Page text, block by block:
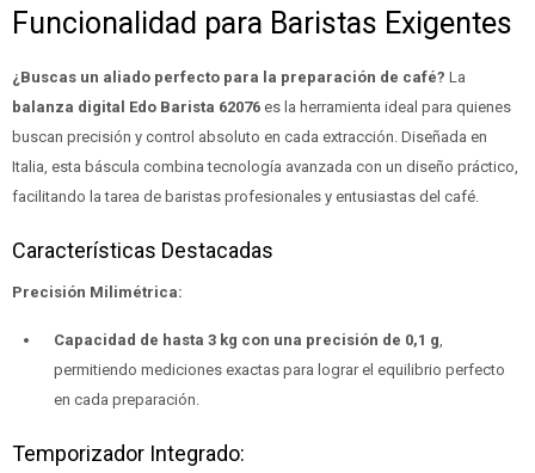
Funcionalidad para Baristas Exigentes
¿Buscas un aliado perfecto para la preparación de café? La
balanza digital Edo Barista 62076 es la herramienta ideal para quienes
buscan precisión y control absoluto en cada extracción. Diseñada en
Italia, esta báscula combina tecnología avanzada con un diseño práctico,
facilitando la tarea de baristas profesionales y entusiastas del café.
Características Destacadas
Precisión Milimétrica:
Capacidad de hasta 3 kg con una precisión de 0,1 g
permitiendo mediciones exactas para lograr el equilibrio perfecto
en cada preparación.
Temporizador Integrado: